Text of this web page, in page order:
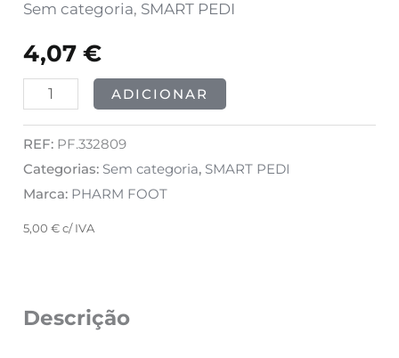
Sem categoria, SMART PEDI
4,07€
ADICIONAR
REF: PF.332809
Categorias: Sem categoria, SMART PEDI
Marca: PHARM FOOT
5,00€ c/ IVA
Descrição